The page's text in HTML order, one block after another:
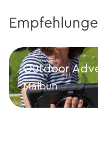
Outdoor
Malbun
Outdoor